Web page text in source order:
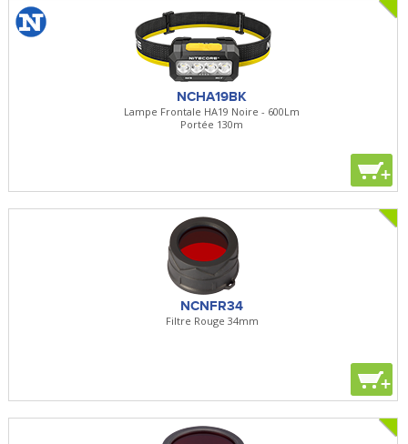
NCHA19BK
Lampe Frontale HA19 Noire - 600Lm
Portée 130m
+
NCNFR34
Filtre Rouge 34mm
+